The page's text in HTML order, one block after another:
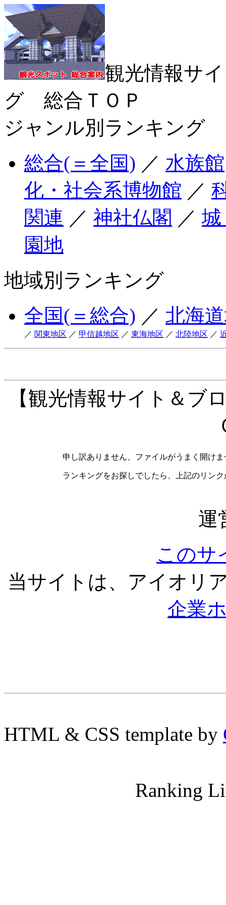
観光情報サ
グ 総合ＴＯＰ
ジャンル別ランキング
総合(＝全国) ／ 水族館
化・社会系博物館 ／
関連 ／ 神社仏閣 ／ 城
園地
地域別ランキング
全国(＝総合) ／ 北海
／ 関東地区 ／ 甲信越地区 ／ 東海地区 ／ 北陸地区 ／
【観光情報サイト＆
申し訳ありません、ファイルがうまく開けま
ランキングをお探しでしたら、上記のリン
運
このサ
当サイトは、アイオリ
企業
HTML & CSS template by
Ranking